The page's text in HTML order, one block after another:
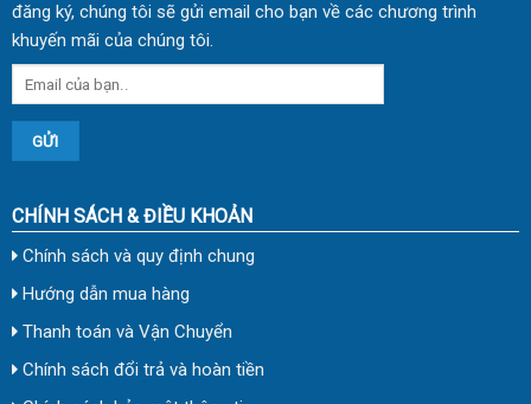
đăng ký, chúng tôi sẽ gửi email cho bạn về các chương trình
khuyến mãi của chúng tôi.
CHÍNH SÁCH & ĐIỀU KHOẢN
Chính sách và quy định chung
Hướng dẫn mua hàng
Thanh toán và Vận Chuyển
Chính sách đổi trả và hoàn tiền